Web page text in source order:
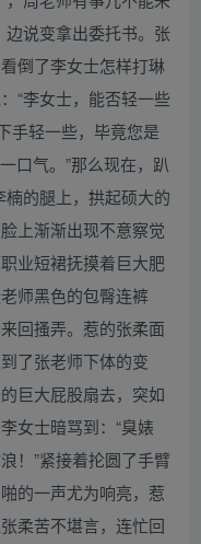
边说变拿出委托书。张
倒了李女士怎样打琳
“李女士，能否轻一些
手轻一些，毕竟您是
口气。”那么现在，趴
楠的腿上，拱起硕大的
上渐渐出现不意察觉
业短裙抚摸着巨大肥
师黑色的包臀连裤
回搔弄。惹的张柔面
了张老师下体的变
巨大屁股扇去，突如
女士暗骂到：“臭婊
！”紧接着抡圆了手臂
的一声尤为响亮，惹
柔苦不堪言，连忙回